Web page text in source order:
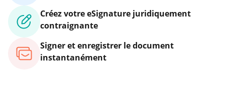
Créez votre eSignature juridiquement
contraignante
Signer et enregistrer le document
instantanément